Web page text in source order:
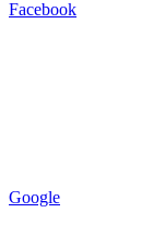
Facebook
Google